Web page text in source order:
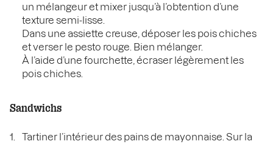
un mélangeur et mixer jusqu’à l’obtention d’une
texture semi-lisse.
Dans une assiette creuse, déposer les pois chiches
et verser le pesto rouge. Bien mélanger.
À l’aide d’une fourchette, écraser légèrement les
pois chiches.
Sandwichs
Tartiner l’intérieur des pains de mayonnaise. Sur la